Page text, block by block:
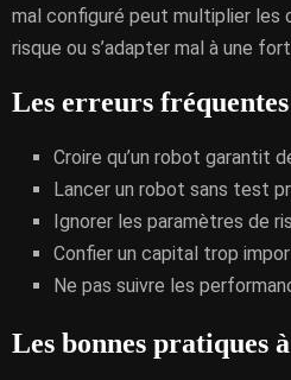
mal configuré peut multiplier les
risque ou s’adapter mal à une
Les erreurs
Croire qu’un robot garantit
Lancer un robot sans test
Ignorer les paramètres de
Confier un capital trop
Ne pas suivre les
Les bonnes pratiques